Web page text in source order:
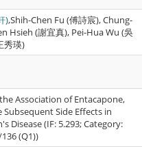
),Shih-Chen Fu (傅詩宸), Chung-
Hsieh (謝宜真), Pei-Hua Wu (吳
秀瑛)
Association of Entacapone,
Side Effects in
Disease (IF: 5.293; Category:
(Q1))